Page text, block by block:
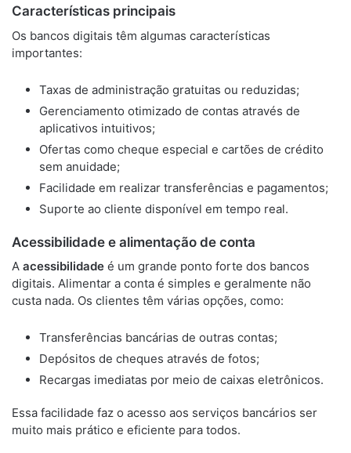
Características principais
Os bancos digitais têm algumas características
importantes:
Taxas de administração gratuitas ou reduzidas;
Gerenciamento otimizado de contas através de
aplicativos intuitivos;
Ofertas como cheque especial e cartões de crédito
sem anuidade;
Facilidade em realizar transferências e pagamentos;
Suporte ao cliente disponível em tempo real.
Acessibilidade e alimentação de conta
A acessibilidade é um grande ponto forte dos bancos
digitais. Alimentar a conta é simples e geralmente não
custa nada. Os clientes têm várias opções, como:
Transferências bancárias de outras contas;
Depósitos de cheques através de fotos;
Recargas imediatas por meio de caixas eletrônicos.
Essa facilidade faz o acesso aos serviços bancários ser
muito mais prático e eficiente para todos.